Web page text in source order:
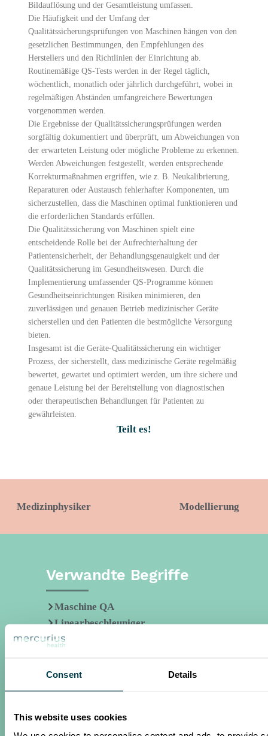
Consent Details
This website uses cookies
Bildauflösung und der Gesamtleistung umfassen.
Die Häufigkeit und der Umfang der
Qualitätssicherungsprüfungen von Maschinen hängen von den
gesetzlichen Bestimmungen, den Empfehlungen des
Herstellers und den Richtlinien der Einrichtung ab.
Routinemäßige QS-Tests werden in der Regel täglich,
wöchentlich, monatlich oder jährlich durchgeführt, wobei in
regelmäßigen Abständen umfangreichere Bewertungen
vorgenommen werden.
Die Ergebnisse der Qualitätssicherungsprüfungen werden
sorgfältig dokumentiert und überprüft, um Abweichungen von
der erwarteten Leistung oder mögliche Probleme zu erkennen.
Werden Abweichungen festgestellt, werden entsprechende
Korrekturmaßnahmen ergriffen, wie z. B. Neukalibrierung,
Reparaturen oder Austausch fehlerhafter Komponenten, um
sicherzustellen, dass die Maschinen optimal funktionieren und
die erforderlichen Standards erfüllen.
Die Qualitätssicherung von Maschinen spielt eine
entscheidende Rolle bei der Aufrechterhaltung der
Patientensicherheit, der Behandlungsgenauigkeit und der
Qualitätssicherung im Gesundheitswesen. Durch die
Implementierung umfassender QS-Programme können
Gesundheitseinrichtungen Risiken minimieren, den
zuverlässigen und genauen Betrieb medizinischer Geräte
sicherstellen und den Patienten die bestmögliche Versorgung
bieten.
Insgesamt ist die Geräte-Qualitätssicherung ein wichtiger
Prozess, der sicherstellt, dass medizinische Geräte regelmäßig
bewertet, gewartet und optimiert werden, um ihre sichere und
genaue Leistung bei der Bereitstellung von diagnostischen
oder therapeutischen Behandlungen für Patienten zu
gewährleisten.
Teilt es!
Medizinphysiker Modellierung
Verwandte Begriffe
Maschine QA
Linearbeschleuniger
Linac-Kalibrierung